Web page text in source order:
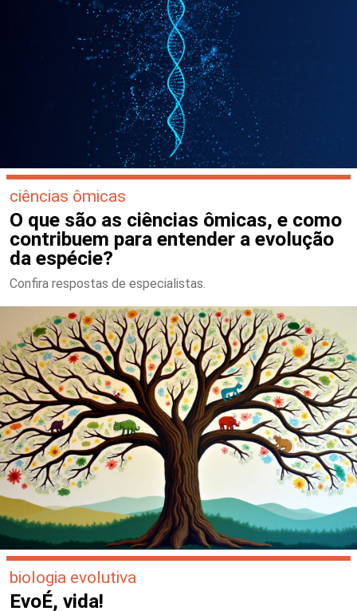
ciências ômicas
O que são as ciências ômicas, e como
contribuem para entender a evolução
da espécie?
Confira respostas de especialistas.
biologia evolutiva
EvoÉ, vida!